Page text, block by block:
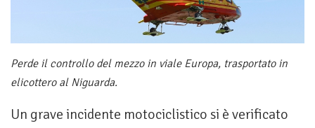
Perde il controllo del mezzo in viale Europa, trasportato in
elicottero al Niguarda.
Un grave incidente motociclistico si è verificato